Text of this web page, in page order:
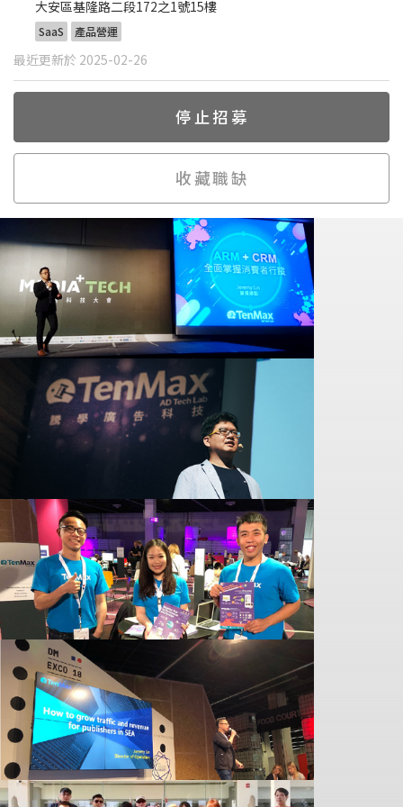
大安區基隆路二段172之1號15樓
SaaS 產品營運
最近更新於 2025-02-26
停止招募
收藏職缺